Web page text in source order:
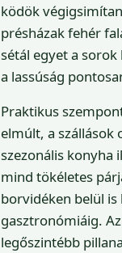
ködök
présházak fehér
sétál egyet a
a lassúság
Praktikus
elmúlt, a szállások
szezonális konyha
mind tökéletes
borvidéken belül
gasztronómiáig.
legőszintébb